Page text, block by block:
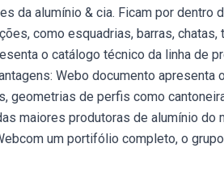
da alumínio & cia. Ficam por dentro
como esquadrias, barras, chatas,
o catálogo técnico da linha de
Webo documento apresenta
geometrias de perfis como
maiores produtoras de alumínio do
um portifólio completo, o